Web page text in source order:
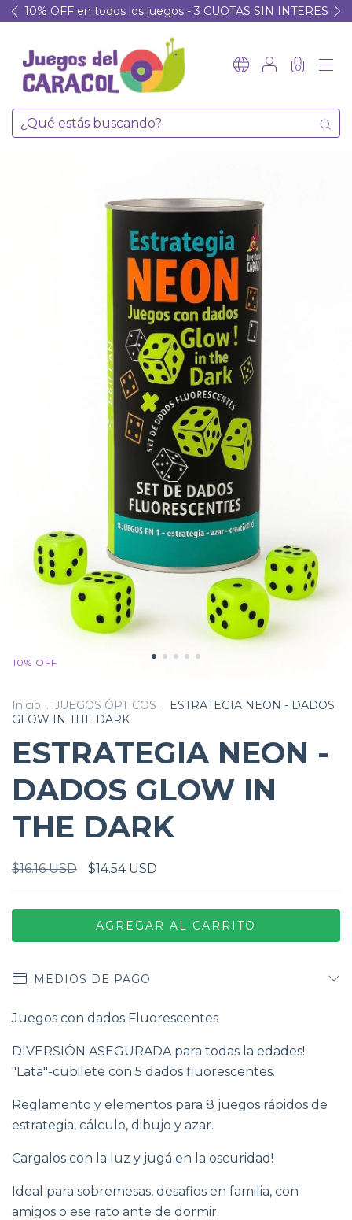
10% OFF en todos los juegos - 3 CUOTAS SIN INTERES
0
10% OFF
Inicio . JUEGOS ÓPTICOS . ESTRATEGIA NEON - DADOS
GLOW IN THE DARK
ESTRATEGIA NEON -
DADOS GLOW IN
THE DARK
$16.16 USD $14.54 USD
MEDIOS DE PAGO
Juegos con dados Fluorescentes
DIVERSIÓN ASEGURADA para todas la edades!
"Lata"-cubilete con 5 dados fluorescentes.
Reglamento y elementos para 8 juegos rápidos de
estrategia, cálculo, dibujo y azar.
Cargalos con la luz y jugá en la oscuridad!
Ideal para sobremesas, desafios en familia, con
amigos o ese rato ante de dormir.